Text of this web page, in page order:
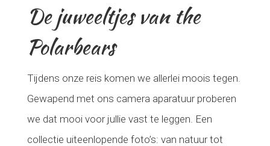
De juweeltjes van the
Polarbears
Tijdens onze reis komen we allerlei moois tegen.
Gewapend met ons camera aparatuur proberen
we dat mooi voor jullie vast te leggen. Een
collectie uiteenlopende foto’s: van natuur tot